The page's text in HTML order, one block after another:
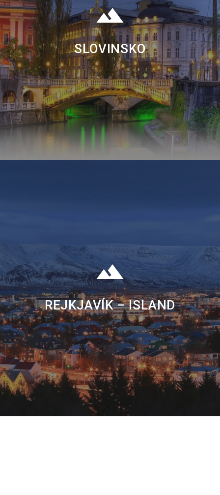
SLOVINSKO
REJKJAVÍK – ISLAND